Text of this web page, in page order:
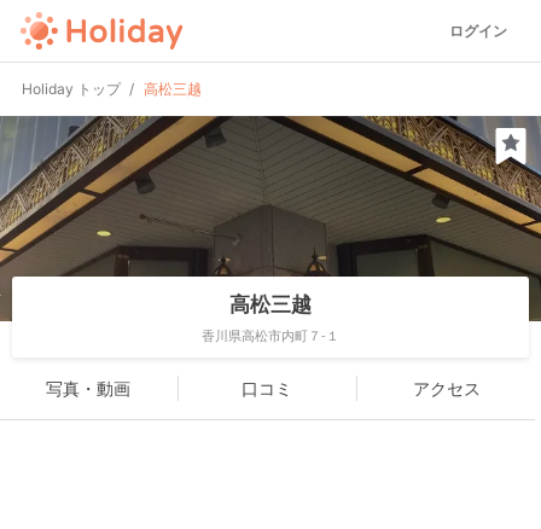
ログイン
Holiday トップ 高松三越
高松三越
香川県高松市内町７-１
写真・動画 口コミ アクセス